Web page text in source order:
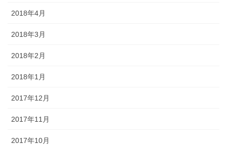
2018年4月
2018年3月
2018年2月
2018年1月
2017年12月
2017年11月
2017年10月